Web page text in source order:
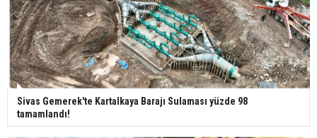
Bilim kurgu gerçekleşiyor... Dondurulmuş
insanları hayata döndürecek keşif
Ünlü türkücü Mahmut Tuncer estetik operasyon
geçirdi: Son hali gündem oldu
Sivas Gemerek'te Kartalkaya Barajı Sulaması yüzde 98
tamamlandı!